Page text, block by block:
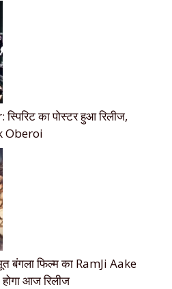
का पोस्टर हुआ रिलीज,
Oberoi
बंगला फिल्म का RamJi Aake
आज रिलीज